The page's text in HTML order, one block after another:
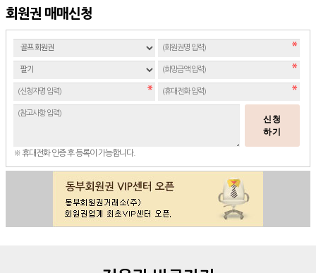
회원권 매매신청
신청
하기
※ 휴대전화 인증 후 등록이 가능합니다.